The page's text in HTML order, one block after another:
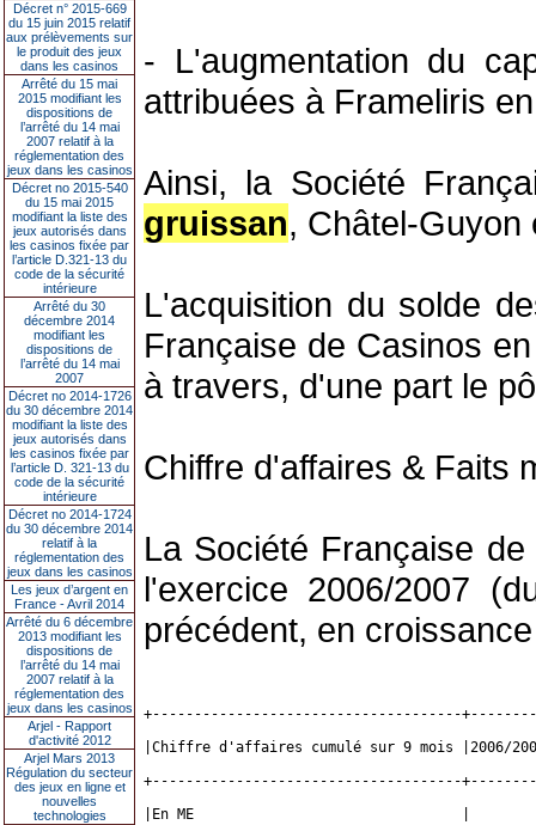
Décret n° 2015-669
du 15 juin 2015 relatif
aux prélèvements sur
le produit des jeux
dans les casinos
Arrêté du 15 mai
2015 modifiant les
dispositions de
l’arrêté du 14 mai
2007 relatif à la
réglementation des
jeux dans les casinos
Décret no 2015-540
du 15 mai 2015
modifiant la liste des
jeux autorisés dans
les casinos fixée par
l’article D.321-13 du
code de la sécurité
intérieure
Arrêté du 30
décembre 2014
modifiant les
dispositions de
l’arrêté du 14 mai
2007
Décret no 2014-1726
du 30 décembre 2014
modifiant la liste des
jeux autorisés dans
les casinos fixée par
l’article D. 321-13 du
code de la sécurité
intérieure
Décret no 2014-1724
du 30 décembre 2014
relatif à la
réglementation des
jeux dans les casinos
Les jeux d’argent en
France - Avril 2014
Arrêté du 6 décembre
2013 modifiant les
dispositions de
l’arrêté du 14 mai
2007 relatif à la
réglementation des
jeux dans les casinos
Arjel - Rapport
d'activité 2012
Arjel Mars 2013
Régulation du secteur
des jeux en ligne et
nouvelles
technologies
- L'augmentation du
attribuées à Frameliris
Ainsi, la Société
gruissan, Châtel-Guyon
L'acquisition du solde
Française de Casinos
à travers, d'une part le
Chiffre d'affaires & Faits
La Société Française
l'exercice 2006/2007
précédent, en
+-------------------------------------
|Chiffre d'affaires cumulé sur 9 mois |2006/
+-------------------------------------
|En ME                                |